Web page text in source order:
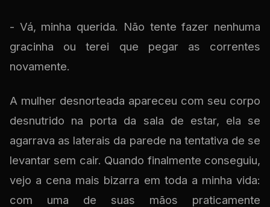
- Vá, minha querida. Não tente fazer nenhuma
gracinha ou terei que pegar as correntes
novamente.
A mulher desnorteada apareceu com seu corpo
desnutrido na porta da sala de estar, ela se
agarrava as laterais da parede na tentativa de se
levantar sem cair. Quando finalmente conseguiu,
vejo a cena mais bizarra em toda a minha vida:
com uma de suas mãos praticamente